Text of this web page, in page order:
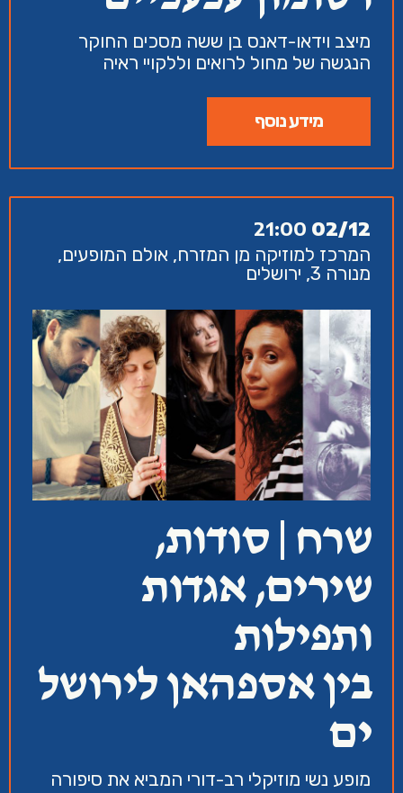
מיצב וידאו-דאנס בן ששה מסכים החוקר
הנגשה של מחול לרואים וללקויי ראיה
מידע נוסף
02/12
21:00
המרכז למוזיקה מן המזרח, אולם המופעים,
מנורה 3, ירושלים
שרח | סודות,
שירים, אגדות
ותפילות
בין אספהאן לירושל
ים
מופע נשי מוזיקלי רב-דורי המביא את סיפורה